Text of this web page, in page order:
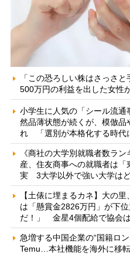
「この恐ろしい株はさっさ
500万円の利益を出した女性
小学生に人気の「シール流
然品薄状態が続くが、模倣
れ 「選別が本格化する時代
《商社の大学別就職者数ラ
産、住友商事への就職者は
実 3大学以外で強い大学は
【土俵に埋まるカネ】大の
は「懸賞金2826万円」が下
だ！」 金星4個配給で協会
急増する中国企業の“国籍ロ
Temu…本社機能を海外に移